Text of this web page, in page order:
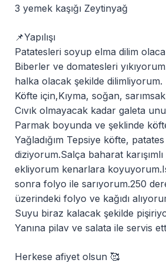
3 yemek kaşığı Zeytinyağ
📌Yapılışı
Patatesleri soyup elma dilim
Biberler ve domatesleri
halka olacak şekilde dilimliyorum.
Köfte için,Kıyma, soğan,
Cıvık olmayacak kadar galeta
Parmak boyunda ve şeklinde
Yağladığım Tepsiye köfte,
diziyorum.Salça baharat
ekliyorum kenarlara
sonra folyo ile sarıyorum.250
üzerindeki folyo ve kağıdı
Suyu biraz kalacak şekilde
Yanına pilav ve salata ile servis
Herkese afiyet olsun 🥰